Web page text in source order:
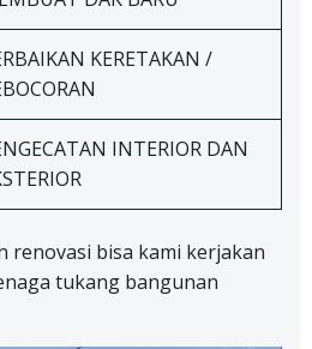
KERETAKAN /
INTERIOR DAN
renovasi bisa kami kerjakan
tukang bangunan